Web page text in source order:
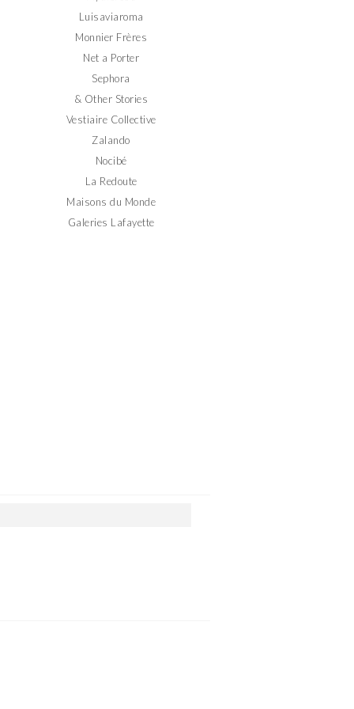
Luisaviaroma
Monnier Frères
Net a Porter
Sephora
& Other Stories
Vestiaire Collective
Zalando
Nocibé
La Redoute
Maisons du Monde
Galeries Lafayette